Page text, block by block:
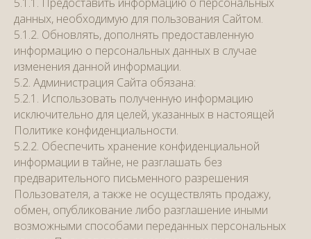
данных, необходимую для пользования Сайтом.
5.1.2. Обновлять, дополнять предоставленную
информацию о персональных данных в случае
изменения данной информации.
5.2. Администрация Сайта обязана:
5.2.1. Использовать полученную информацию
исключительно для целей, указанных в настоящей
Политике конфиденциальности.
5.2.2. Обеспечить хранение конфиденциальной
информации в тайне, не разглашать без
предварительного письменного разрешения
Пользователя, а также не осуществлять продажу,
обмен, опубликование либо разглашение иными
возможными способами переданных персональных